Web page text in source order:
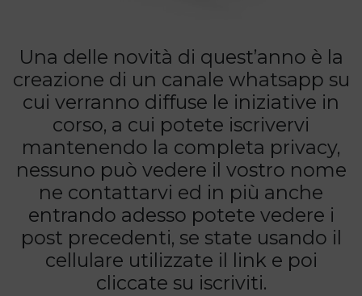
Una delle novità di quest’anno è la
creazione di un canale whatsapp su
cui verranno diffuse le iniziative in
corso, a cui potete iscrivervi
mantenendo la completa privacy,
nessuno può vedere il vostro nome
ne contattarvi ed in più anche
entrando adesso potete vedere i
post precedenti, se state usando il
cellulare utilizzate il link e poi
cliccate su iscriviti.